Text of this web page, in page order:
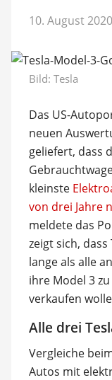
10. August 2020
Bild: Tesla
Das US-
neuen
geliefert, dass
kleinste
von drei Jahre
meldete das
zeigt sich,
lange als alle
ihre Model 3
verkaufen
Alle drei
Vergleiche
Autos mit